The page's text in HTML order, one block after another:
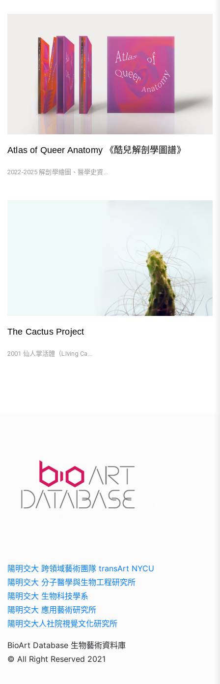
Atlas of Queer Anatomy 《酷兒解剖學圖譜》
2022-2025 解剖學繪圖、醫學史資...
The Cactus Project
2001 仙人掌活體（Living Ca...
陽明交大 跨領域藝術團隊 transArt NYCU
陽明交大 分子醫學與生物工程研究所
陽明交大 生物科技學系
陽明交大 應用藝術研究所
陽明交大人社院視覺文化研究所
BioArt Database 生物藝術資料庫
© All Right Reserved 2021